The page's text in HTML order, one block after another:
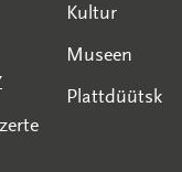
Kultur
Museen
Plattdüütsk